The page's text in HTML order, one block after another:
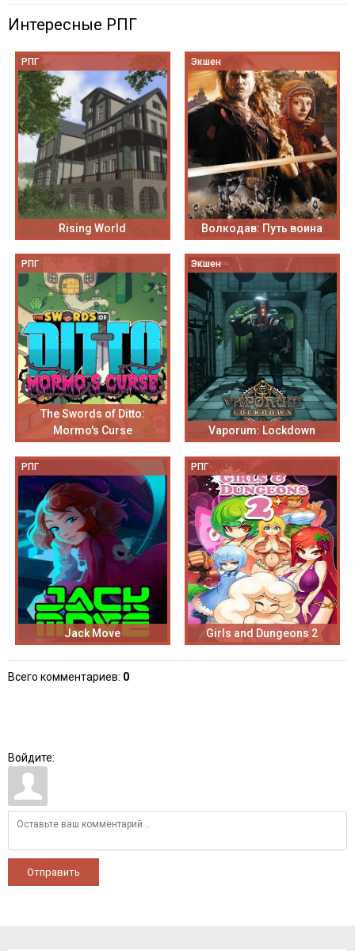
Интересные РПГ
РПГ
Rising World
Экшен
Волкодав: Путь воина
РПГ
The Swords of Ditto:
Mormo's Curse
Экшен
Vaporum: Lockdown
РПГ
Jack Move
РПГ
Girls and Dungeons 2
Всего комментариев: 0
Войдите:
Отправить